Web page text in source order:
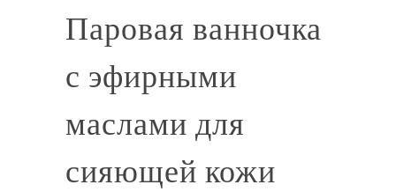
Паровая ванночка
с эфирными
маслами для
сияющей кожи